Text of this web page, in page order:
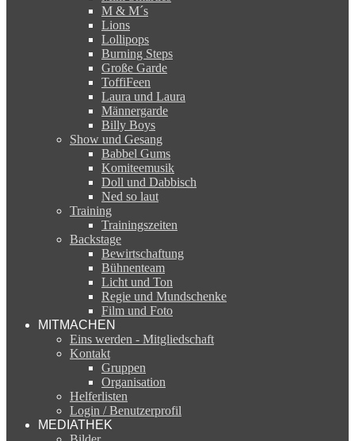
M & M´s
Lions
Lollipops
Burning Steps
Große Garde
ToffiFeen
Laura und Laura
Männergarde
Billy Boys
Show und Gesang
Babbel Gums
Komiteemusik
Doll und Dabbisch
Ned so laut
Training
Trainingszeiten
Backstage
Bewirtschaftung
Bühnenteam
Licht und Ton
Regie und Mundschenke
Film und Foto
MITMACHEN
Eins werden - Mitgliedschaft
Kontakt
Gruppen
Organisation
Helferlisten
Login / Benutzerprofil
MEDIATHEK